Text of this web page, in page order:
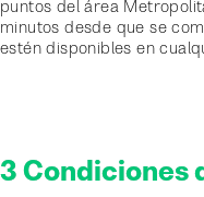
puntos del área
minutos desde que se
estén disponibles en
3 Condiciones